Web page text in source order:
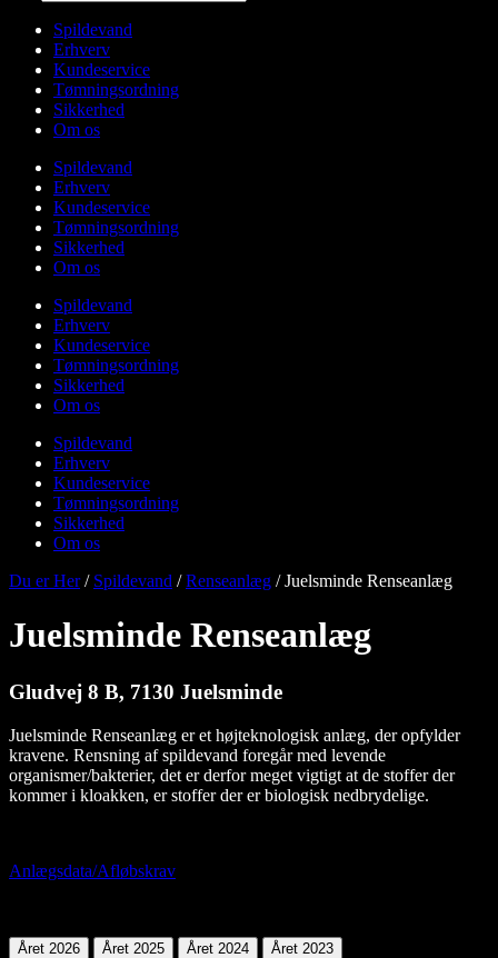
Spildevand
Erhverv
Kundeservice
Tømningsordning
Sikkerhed
Om os
Spildevand
Erhverv
Kundeservice
Tømningsordning
Sikkerhed
Om os
Spildevand
Erhverv
Kundeservice
Tømningsordning
Sikkerhed
Om os
Spildevand
Erhverv
Kundeservice
Tømningsordning
Sikkerhed
Om os
Du er Her/ Spildevand /Renseanlæg /Juelsminde Renseanlæg
Juelsminde Renseanlæg
Gludvej 8 B, 7130 Juelsminde
Juelsminde Renseanlæg er et højteknologisk anlæg, der opfylder
kravene. Rensning af spildevand foregår med levende
organismer/bakterier, det er derfor meget vigtigt at de stoffer der
kommer i kloakken, er stoffer der er biologisk nedbrydelige.
Anlægsdata/Afløbskrav
Året 2026 Året 2025 Året 2024 Året 2023